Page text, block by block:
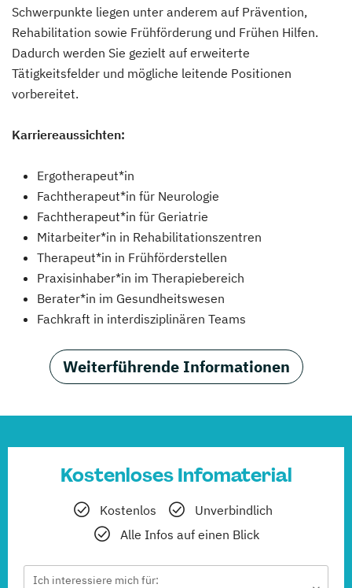
Schwerpunkte liegen unter anderem auf Prävention,
Rehabilitation sowie Frühförderung und Frühen Hilfen.
Dadurch werden Sie gezielt auf erweiterte
Tätigkeitsfelder und mögliche leitende Positionen
vorbereitet.
Karriereaussichten:
Ergotherapeut*in
Fachtherapeut*in für Neurologie
Fachtherapeut*in für Geriatrie
Mitarbeiter*in in Rehabilitationszentren
Therapeut*in in Frühförderstellen
Praxisinhaber*in im Therapiebereich
Berater*in im Gesundheitswesen
Fachkraft in interdisziplinären Teams
Weiterführende Informationen
Kostenloses Infomaterial
Kostenlos
Unverbindlich
Alle Infos auf einen Blick
Ich interessiere mich für: